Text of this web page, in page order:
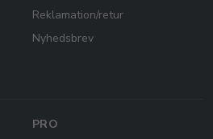
Reklamation/retur
Nyhedsbrev
PRO